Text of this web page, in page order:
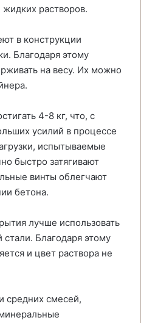
жидких растворов.
в конструкции
Благодаря этому
на весу. Их можно
4-8 кг, что, с
усилий в процессе
испытываемые
быстро затягивают
винты облегчают
бетона.
лучше использовать
Благодаря этому
и цвет раствора не
средних смесей,